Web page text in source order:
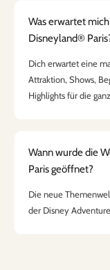
Was erwartet
Disneyland®
Dich erwartet eine
Attraktion, Shows,
Highlights für die
Wann wurde die
Paris geöffnet?
Die neue
der Disney